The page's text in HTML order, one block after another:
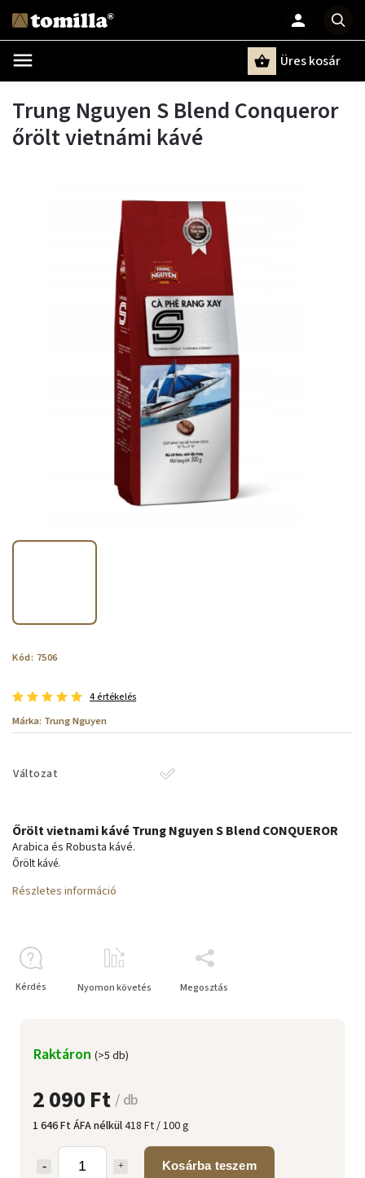
Üres kosár
Trung Nguyen S Blend Conqueror
őrölt vietnámi kávé
Kód: 7506
4 értékelés
Márka: Trung Nguyen
Változat
2 090 Ft/ db
1 646 Ft ÁFA nélkül418 Ft / 100 g
Kosárba teszem
Raktáron (>5 db)
Őrölt vietnami kávé Trung Nguyen S Blend CONQUEROR
Arabica és Robusta kávé.
Őrölt kávé.
Részletes információ
Kérdés Nyomon követés Megosztás